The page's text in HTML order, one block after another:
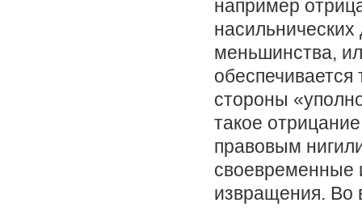
например
меньшинства,
стороны
такое
правовым
своевременные
извращения. Во